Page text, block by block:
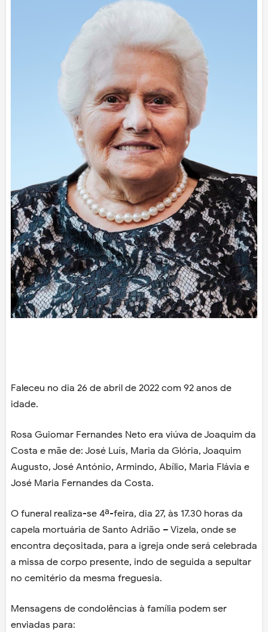
Faleceu no dia 26 de abril de 2022 com 92 anos de
idade.
Rosa Guiomar Fernandes Neto era viúva de Joaquim da
Costa e mãe de: José Luís, Maria da Glória, Joaquim
Augusto, José António, Armindo, Abílio, Maria Flávia e
José Maria Fernandes da Costa.
O funeral realiza-se 4ª-feira, dia 27, às 17.30 horas da
capela mortuária de Santo Adrião – Vizela, onde se
encontra deçositada, para a igreja onde será celebrada
a missa de corpo presente, indo de seguida a sepultar
no cemitério da mesma freguesia.
Mensagens de condolências à família podem ser
enviadas para: